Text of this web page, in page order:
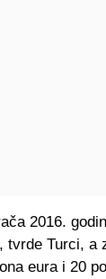
2016.
tvrde Turci, a
eura i 20